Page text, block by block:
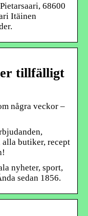
68600
Itäinen
tillfälligt
några veckor –
butiker, recept
nyheter, sport,
sedan 1856.